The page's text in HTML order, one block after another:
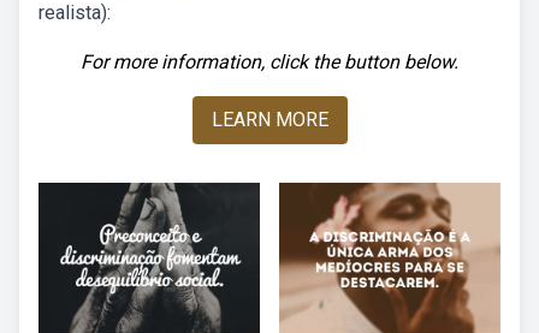
realista):
For more information, click the button below.
LEARN MORE